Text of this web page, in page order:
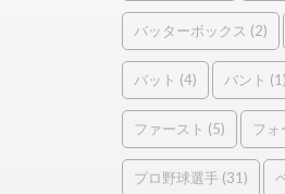
バッターボックス (2)
バット (4) バント (1)
ファースト (5) フォ
プロ野球選手 (31)